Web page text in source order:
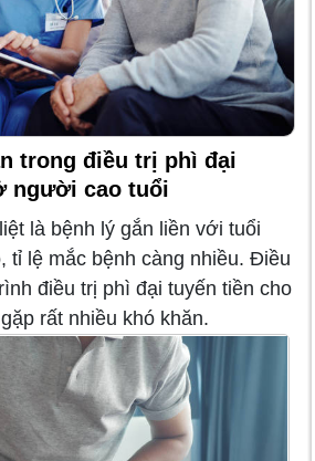
trong điều trị phì đại
người cao tuổi
là bệnh lý gắn liền với tuổi
tỉ lệ mắc bệnh càng nhiều. Điều
điều trị phì đại tuyến tiền cho
rất nhiều khó khăn.